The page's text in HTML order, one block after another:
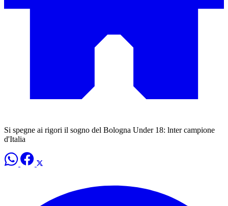
Si spegne ai rigori il sogno del Bologna Under 18: lnter campione
d'Italia